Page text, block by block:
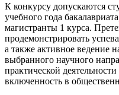
К конкурсу допускаются
учебного года
магистранты 1 курса.
продемонстрировать
а также активное ведение
выбранного научного
практической
включенность в